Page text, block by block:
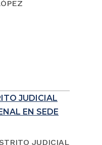
JUDICIAL
EN SEDE
JUDICIAL